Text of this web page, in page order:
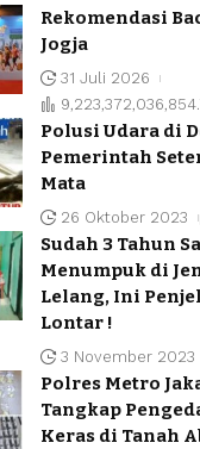
Rekomendasi
Jogja
31 Juli 2026
Polusi Udara di
Pemerintah
Mata
26 Oktober 2023
Sudah 3 Tahun
Menumpuk di
Lelang, Ini
Lontar !
3 November 2023
Polres Metro
Tangkap
Keras di Tanah